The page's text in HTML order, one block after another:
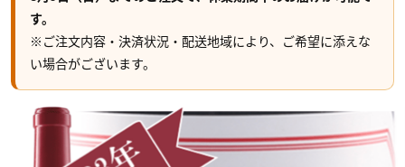
す。
※ご注文内容・決済状況・配送地域により、ご希望に添えな
い場合がございます。